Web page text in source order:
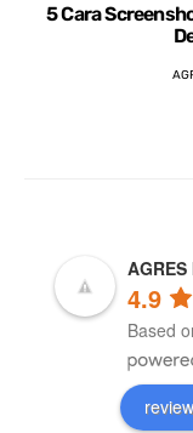
5 Cara
4.9
Based